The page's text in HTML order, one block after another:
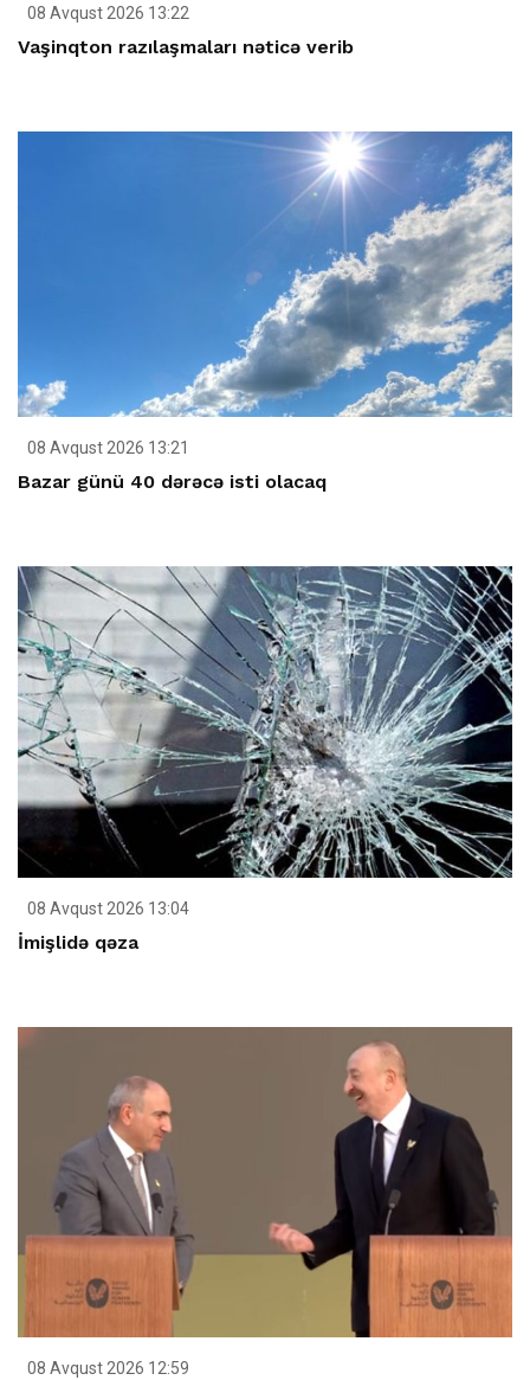
08 Avqust 2026 13:22
Vaşinqton razılaşmaları nəticə verib
08 Avqust 2026 13:21
Bazar günü 40 dərəcə isti olacaq
08 Avqust 2026 13:04
İmişlidə qəza
08 Avqust 2026 12:59